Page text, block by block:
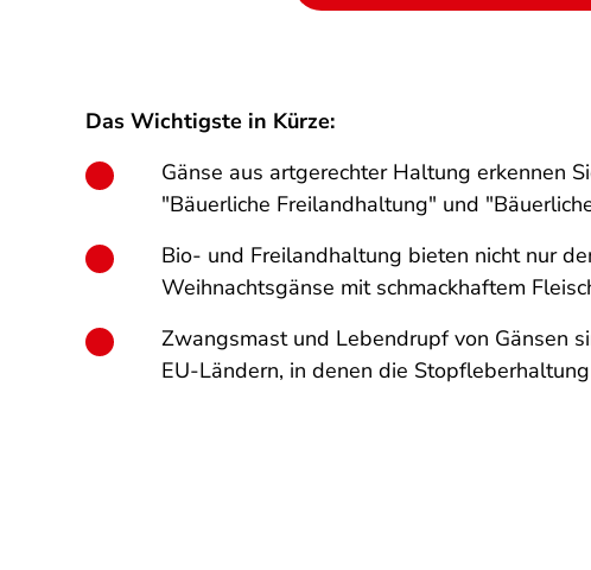
Das Wichtigste in Kürze:
Gänse aus artgerechter Haltung erkennen
"Bäuerliche Freilandhaltung" und
Bio- und Freilandhaltung bieten nicht nur
Weihnachtsgänse mit schmackhaftem
Zwangsmast und Lebendrupf von Gänsen
EU-Ländern, in denen die